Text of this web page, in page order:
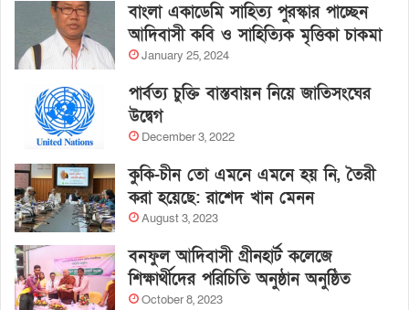
বাংলা একাডেমি সাহিত্য পুরস্কার পাচ্ছেন
আদিবাসী কবি ও সাহিত্যিক মৃত্তিকা চাকমা
January 25, 2024
পার্বত্য চুক্তি বাস্তবায়ন নিয়ে জাতিসংঘের
উদ্বেগ
December 3, 2022
কুকি-চীন তো এমনে এমনে হয় নি, তৈরী
করা হয়েছে: রাশেদ খান মেনন
August 3, 2023
বনফুল আদিবাসী গ্রীনহার্ট কলেজে
শিক্ষার্থীদের পরিচিতি অনুষ্ঠান অনুষ্ঠিত
October 8, 2023